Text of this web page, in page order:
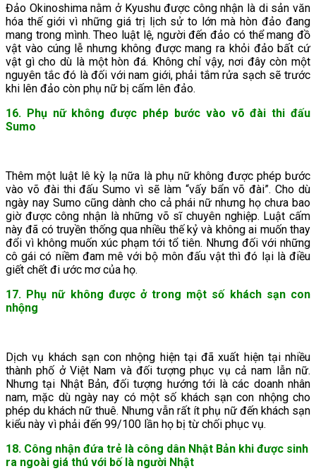
Đảo Okinoshima nằm ở Kyushu được công nhận là di sản văn
hóa thế giới vì những giá trị lịch sử to lớn mà hòn đảo đang
mang trong mình. Theo luật lệ, người đến đảo có thể mang đồ
vật vào cúng lễ nhưng không được mang ra khỏi đảo bất cứ
vật gì cho dù là một hòn đá. Không chỉ vậy, nơi đây còn một
nguyên tắc đó là đối với nam giới, phải tắm rửa sạch sẽ trước
khi lên đảo còn phụ nữ bị cấm lên đảo.
16. Phụ nữ không được phép bước vào võ đài thi đấu
Sumo
Thêm một luật lê kỳ lạ nữa là phụ nữ không được phép bước
vào võ đài thi đấu Sumo vì sẽ làm “vấy bẩn võ đài”. Cho dù
ngày nay Sumo cũng dành cho cả phái nữ nhưng họ chưa bao
giờ được công nhận là những võ sĩ chuyên nghiệp. Luật cấm
này đã có truyền thống qua nhiều thế kỷ và không ai muốn thay
đổi vì không muốn xúc phạm tới tổ tiên. Nhưng đối với những
cô gái có niềm đam mê với bộ môn đấu vật thì đó lại là điều
giết chết đi ước mơ của họ.
17. Phụ nữ không được ở trong một số khách sạn con
nhộng
Dịch vụ khách sạn con nhộng hiện tại đã xuất hiện tại nhiều
thành phố ở Việt Nam và đối tượng phục vụ cả nam lẫn nữ.
Nhưng tại Nhật Bản, đối tượng hướng tới là các doanh nhân
nam, mặc dù ngày nay có một số khách sạn con nhộng cho
phép du khách nữ thuê. Nhưng vẫn rất ít phụ nữ đến khách sạn
kiểu này vì phải đến 99/100 lần họ bị từ chối phục vụ.
18. Công nhận đứa trẻ là công dân Nhật Bản khi được sinh
ra ngoài giá thú với bố là người Nhật